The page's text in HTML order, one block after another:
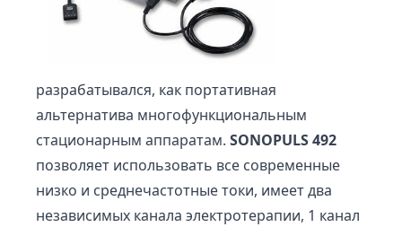
разрабатывался, как портативная
альтернатива многофункциональным
стационарным аппаратам. SONOPULS 492
позволяет использовать все современные
низко и среднечастотные токи, имеет два
независимых канала электротерапии, 1 канал